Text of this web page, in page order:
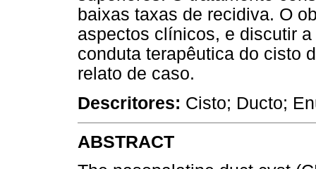
baixas taxas de recidiva. O
aspectos clínicos, e discutir
conduta terapêutica do cisto
relato de caso.
Descritores: Cisto; Ducto;
ABSTRACT